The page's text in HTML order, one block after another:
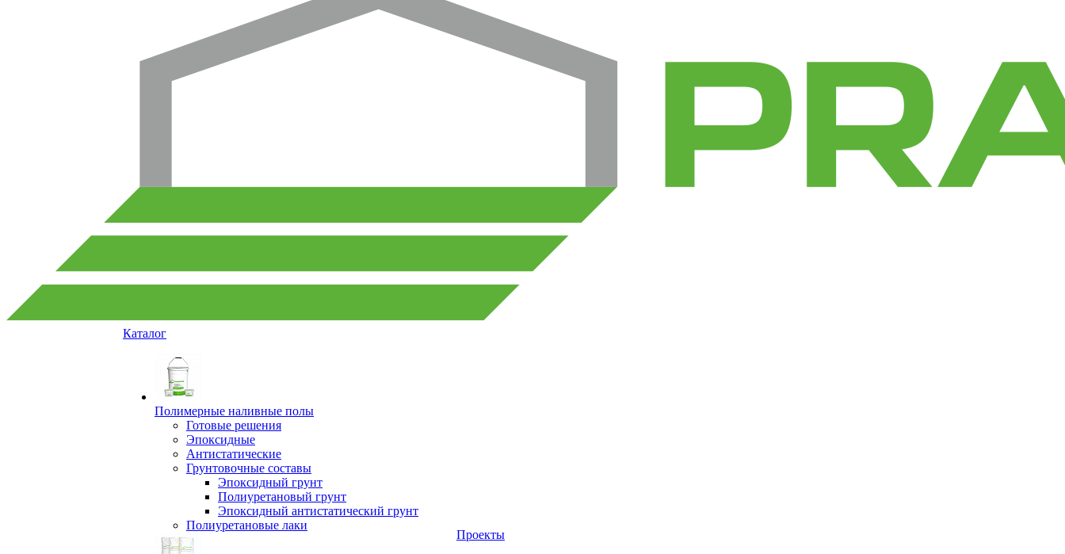
Каталог
Полимерные наливные полы
Готовые решения
Эпоксидные
Антистатические
Грунтовочные составы
Эпоксидный грунт
Полиуретановый грунт
Эпоксидный антистатический грунт
Полиуретановые лаки
Проекты